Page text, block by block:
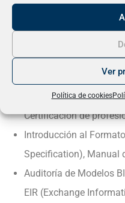
Ver
Política de cookies
Corporativa de la ISO-
PM-17 Norma UNE-EN
desarrollo de un activo
Certificación
BIM Foundations (ISO-
Certificación de
Introducción al
Specification), Manual
Auditoría de Modelos
EIR (Exchange